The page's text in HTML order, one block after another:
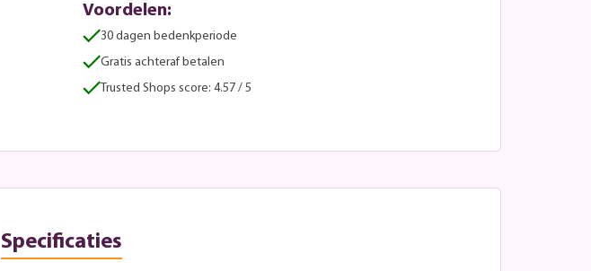
Voordelen:
30 dagen bedenkperiode
Gratis achteraf betalen
Trusted Shops score: 4.57 / 5
Specificaties